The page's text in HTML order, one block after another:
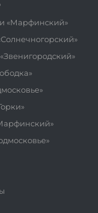
«Марфинский»